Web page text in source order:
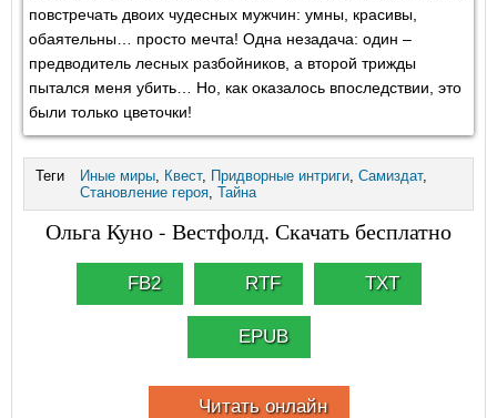
повстречать двоих чудесных мужчин: умны, красивы,
обаятельны… просто мечта! Одна незадача: один –
предводитель лесных разбойников, а второй трижды
пытался меня убить… Но, как оказалось впоследствии, это
были только цветочки!
Теги Иные миры, Квест, Придворные интриги, Самиздат,
Становление героя, Тайна
Ольга Куно - Вестфолд. Скачать бесплатно
FB2 RTF TXT
EPUB
Читать онлайн